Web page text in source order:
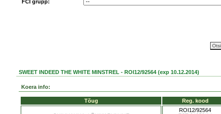
FCI grupp:
SWEET INDEED THE WHITE MINSTREL - ROI12/92564 (exp 10.12.2014)
Koera info:
Tõug Reg. kood
ROI12/92564